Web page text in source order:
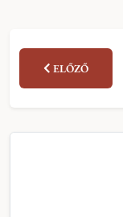
ELŐZŐ